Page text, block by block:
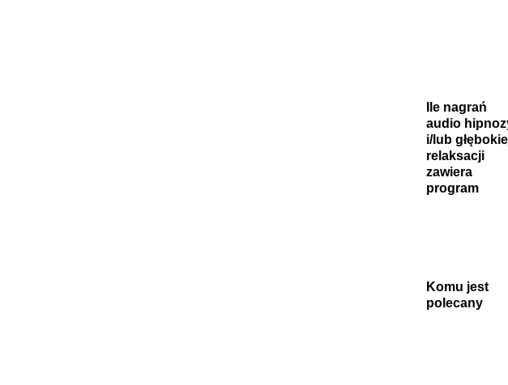
Ile nagrań
audio
i/lub
relaksacji
zawiera
program
Komu jest
polecany